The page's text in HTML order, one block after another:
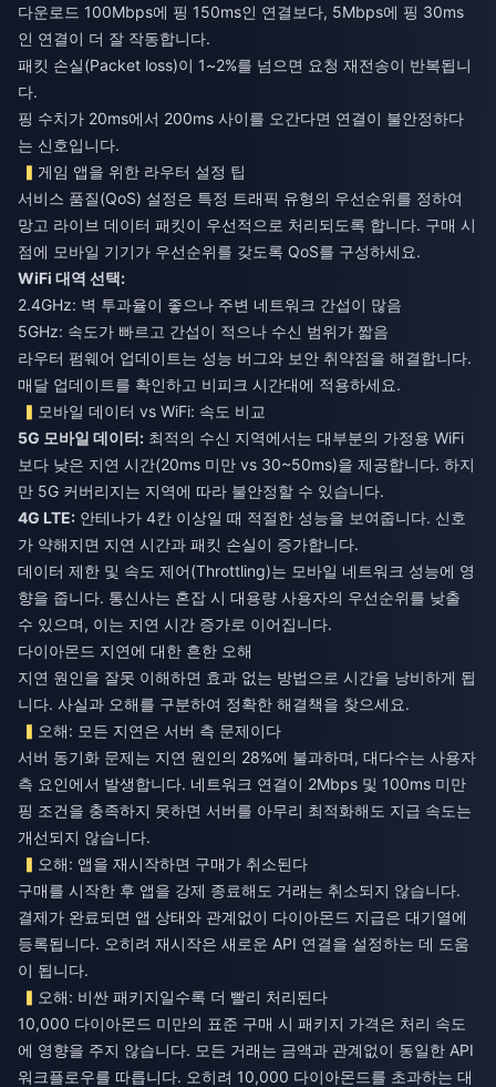
다운로드 100Mbps에 핑 150ms인 연결보다, 5Mbps에 핑 30ms
인 연결이 더 잘 작동합니다.
패킷 손실(Packet loss)이 1~2%를 넘으면 요청 재전송이 반복됩니
다.
핑 수치가 20ms에서 200ms 사이를 오간다면 연결이 불안정하다
는 신호입니다.
게임 앱을 위한 라우터 설정 팁
서비스 품질(QoS) 설정은 특정 트래픽 유형의 우선순위를 정하여
망고 라이브 데이터 패킷이 우선적으로 처리되도록 합니다. 구매 시
점에 모바일 기기가 우선순위를 갖도록 QoS를 구성하세요.
WiFi 대역 선택:
2.4GHz: 벽 투과율이 좋으나 주변 네트워크 간섭이 많음
5GHz: 속도가 빠르고 간섭이 적으나 수신 범위가 짧음
라우터 펌웨어 업데이트는 성능 버그와 보안 취약점을 해결합니다.
매달 업데이트를 확인하고 비피크 시간대에 적용하세요.
모바일 데이터 vs WiFi: 속도 비교
5G 모바일 데이터: 최적의 수신 지역에서는 대부분의 가정용 WiFi
보다 낮은 지연 시간(20ms 미만 vs 30~50ms)을 제공합니다. 하지
만 5G 커버리지는 지역에 따라 불안정할 수 있습니다.
4G LTE: 안테나가 4칸 이상일 때 적절한 성능을 보여줍니다. 신호
가 약해지면 지연 시간과 패킷 손실이 증가합니다.
데이터 제한 및 속도 제어(Throttling)는 모바일 네트워크 성능에 영
향을 줍니다. 통신사는 혼잡 시 대용량 사용자의 우선순위를 낮출
수 있으며, 이는 지연 시간 증가로 이어집니다.
다이아몬드 지연에 대한 흔한 오해
지연 원인을 잘못 이해하면 효과 없는 방법으로 시간을 낭비하게 됩
니다. 사실과 오해를 구분하여 정확한 해결책을 찾으세요.
오해: 모든 지연은 서버 측 문제이다
서버 동기화 문제는 지연 원인의 28%에 불과하며, 대다수는 사용자
측 요인에서 발생합니다. 네트워크 연결이 2Mbps 및 100ms 미만
핑 조건을 충족하지 못하면 서버를 아무리 최적화해도 지급 속도는
개선되지 않습니다.
오해: 앱을 재시작하면 구매가 취소된다
구매를 시작한 후 앱을 강제 종료해도 거래는 취소되지 않습니다.
결제가 완료되면 앱 상태와 관계없이 다이아몬드 지급은 대기열에
등록됩니다. 오히려 재시작은 새로운 API 연결을 설정하는 데 도움
이 됩니다.
오해: 비싼 패키지일수록 더 빨리 처리된다
10,000 다이아몬드 미만의 표준 구매 시 패키지 가격은 처리 속도
에 영향을 주지 않습니다. 모든 거래는 금액과 관계없이 동일한 API
워크플로우를 따릅니다. 오히려 10,000 다이아몬드를 초과하는 대